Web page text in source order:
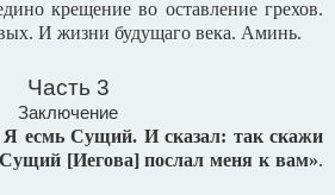
крещение во оставление грехов.
И жизни будущаго века. Аминь.
Часть 3
Заключение
Я есмь Сущий. И сказал: так скажи
[Иегова] послал меня к вам».